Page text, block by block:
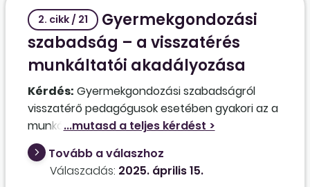
2. cikk / 21
Gyermekgondozási
szabadság – a visszatérés
munkáltatói akadályozása
Kérdés: Gyermekgondozási szabadságról
visszatérő pedagógusok esetében gyakori az a
munkáltatói hozzáállás, miszerint nem
engedélyezik a fizetés nélküli szabadság
megszakítását, mert éppen más pedagógus
tölti be a helyet, vagy nem tudják jelenleg kiadni
Tovább a válaszhoz
Válaszadás: 2025. április 15.